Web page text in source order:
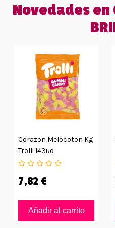
Novedades en
Corazon Melocoton Kg
Trolli 143ud
7,82 €
Añadir al carrito